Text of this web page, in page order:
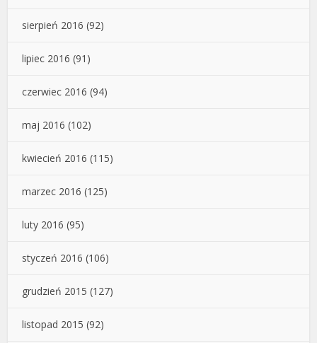
sierpień 2016 (92)
lipiec 2016 (91)
czerwiec 2016 (94)
maj 2016 (102)
kwiecień 2016 (115)
marzec 2016 (125)
luty 2016 (95)
styczeń 2016 (106)
grudzień 2015 (127)
listopad 2015 (92)